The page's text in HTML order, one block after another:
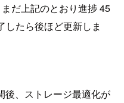
だ上記のとおり進捗 45
したら後ほど更新しま
後、ストレージ最適化が